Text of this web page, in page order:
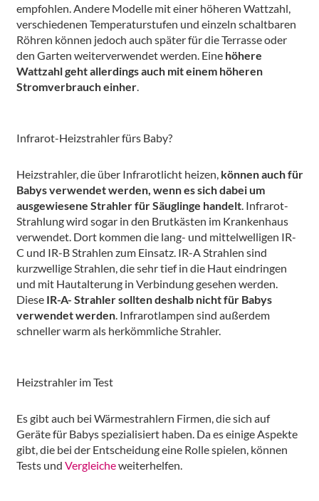
empfohlen. Andere Modelle mit einer höheren Wattzahl,
verschiedenen Temperaturstufen und einzeln schaltbaren
Röhren können jedoch auch später für die Terrasse oder
den Garten weiterverwendet werden. Eine höhere
Wattzahl geht allerdings auch mit einem höheren
Stromverbrauch einher.
Infrarot-Heizstrahler fürs Baby?
Heizstrahler, die über Infrarotlicht heizen,können auch für
Babys verwendet werden, wenn es sich dabei um
ausgewiesene Strahler für Säuglinge handelt. Infrarot-
Strahlung wird sogar in den Brutkästen im Krankenhaus
verwendet. Dort kommen die lang- und mittelwelligen IR-
C und IR-B Strahlen zum Einsatz. IR-A Strahlen sind
kurzwellige Strahlen, die sehr tief in die Haut eindringen
und mit Hautalterung in Verbindung gesehen werden.
Diese IR-A- Strahler sollten deshalb nicht für Babys
verwendet werden. Infrarotlampen sind außerdem
schneller warm als herkömmliche Strahler.
Heizstrahler im Test
Es gibt auch bei Wärmestrahlern Firmen, die sich auf
Geräte für Babys spezialisiert haben. Da es einige Aspekte
gibt, die bei der Entscheidung eine Rolle spielen, können
Tests und Vergleicheweiterhelfen.